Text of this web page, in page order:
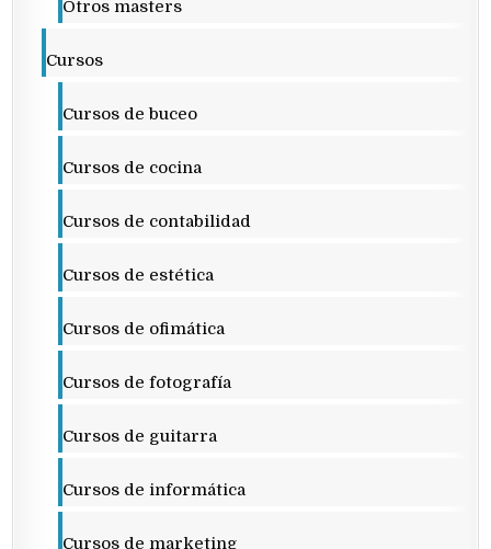
Otros masters
Cursos
Cursos de buceo
Cursos de cocina
Cursos de contabilidad
Cursos de estética
Cursos de ofimática
Cursos de fotografía
Cursos de guitarra
Cursos de informática
Cursos de marketing